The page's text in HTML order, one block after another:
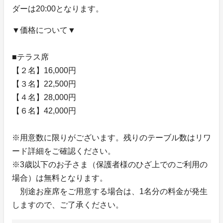
ダーは20:00となります。
▼価格について▼
■テラス席
【２名】16,000円
【３名】22,500円
【４名】28,000円
【６名】42,000円
※用意数に限りがございます。残りのテーブル数はリワ
ード詳細をご確認ください。
※3歳以下のお子さま（保護者様のひざ上でのご利用の
場合）は無料となります。
別途お座席をご用意する場合は、1名分の料金が発生
しますので、ご了承ください。